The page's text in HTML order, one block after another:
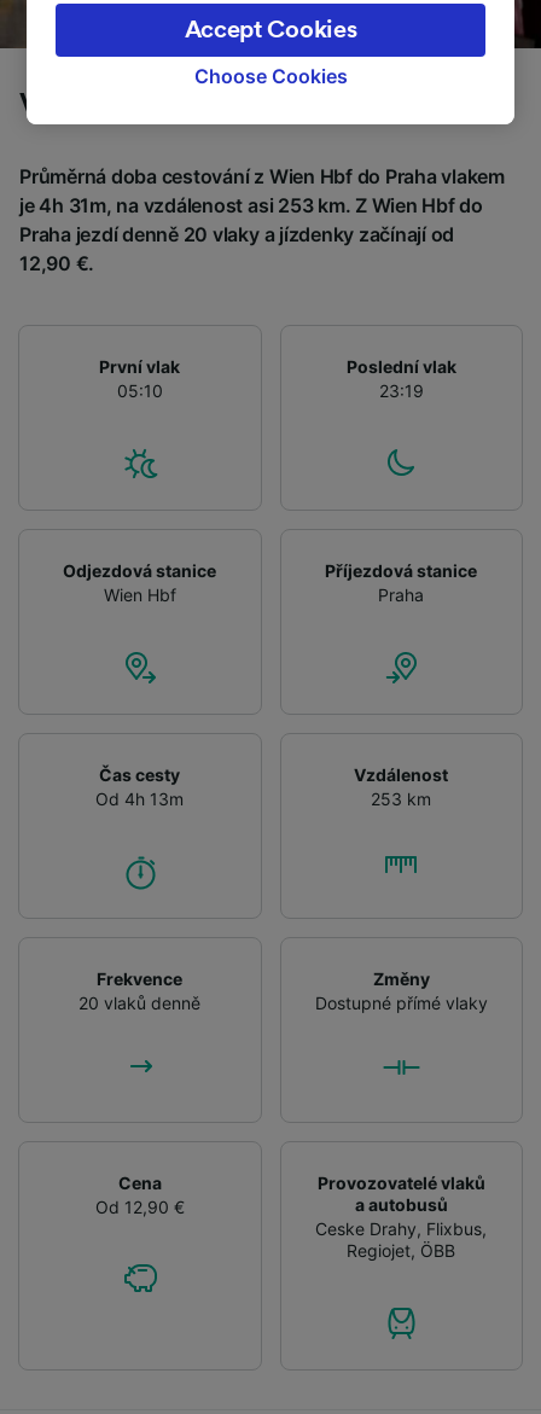
Vlaky z Wien Hbf do Praha
Průměrná doba cestování z Wien Hbf do Praha vlakem
je 4h 31m, na vzdálenost asi 253 km. Z Wien Hbf do
Praha jezdí denně 20 vlaky a jízdenky začínají od
12,90 €.
První vlak
05:10
Poslední vlak
23:19
Odjezdová stanice
Wien Hbf
Příjezdová stanice
Praha
Čas cesty
Od 4h 13m
Vzdálenost
253 km
Frekvence
20 vlaků denně
Změny
Dostupné přímé vlaky
Cena
Od 12,90 €
Provozovatelé vlaků
a autobusů
Ceske Drahy, Flixbus,
Regiojet, ÖBB
the privacy policy page. These choices will be
signaled to our partners and will not affect
browsing data. Your data will not be used for
track you.
We and our partners process data to provide:
Use precise geolocation data. Actively scan
device characteristics for identification. Store
and/or access information on a device.
Personalised advertising and content,
audience research and services development.
List of Partners
Choose Cookies
Accept Cookies